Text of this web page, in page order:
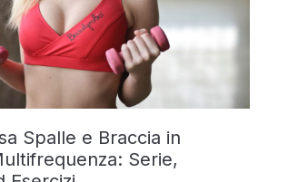
Spalle e Braccia in
Serie,